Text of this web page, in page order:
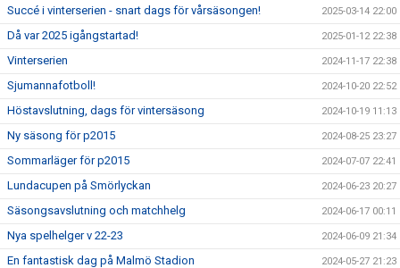
Succé i vinterserien - snart dags för vårsäsongen! 2025-03-14 22:00
Då var 2025 igångstartad! 2025-01-12 22:38
Vinterserien 2024-11-17 22:38
Sjumannafotboll! 2024-10-20 22:52
Höstavslutning, dags för vintersäsong 2024-10-19 11:13
Ny säsong för p2015 2024-08-25 23:27
Sommarläger för p2015 2024-07-07 22:41
Lundacupen på Smörlyckan 2024-06-23 20:27
Säsongsavslutning och matchhelg 2024-06-17 00:11
Nya spelhelger v 22-23 2024-06-09 21:34
En fantastisk dag på Malmö Stadion 2024-05-27 21:23